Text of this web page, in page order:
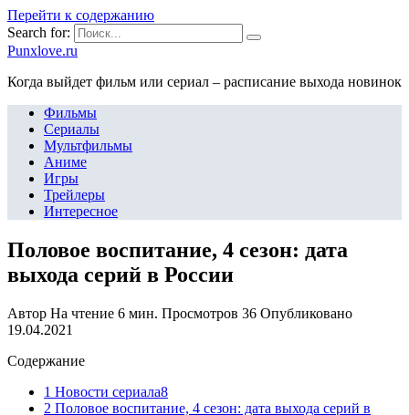
Перейти к содержанию
Search for:
Punxlove.ru
Когда выйдет фильм или сериал – расписание выхода новинок
Фильмы
Сериалы
Мультфильмы
Аниме
Игры
Трейлеры
Интересное
Половое воспитание, 4 сезон: дата
выхода серий в России
Автор На чтение 6 мин. Просмотров 36 Опубликовано
19.04.2021
Содержание
1 Новости сериала8
2 Половое воспитание, 4 сезон: дата выхода серий в